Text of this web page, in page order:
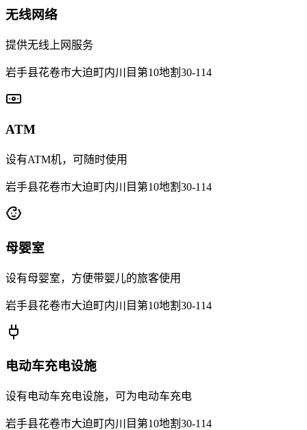
无线网络
提供无线上网服务
岩手县花卷市大迫町内川目第10地割30-114
ATM
设有ATM机，可随时使用
岩手县花卷市大迫町内川目第10地割30-114
母婴室
设有母婴室，方便带婴儿的旅客使用
岩手县花卷市大迫町内川目第10地割30-114
电动车充电设施
设有电动车充电设施，可为电动车充电
岩手县花卷市大迫町内川目第10地割30-114